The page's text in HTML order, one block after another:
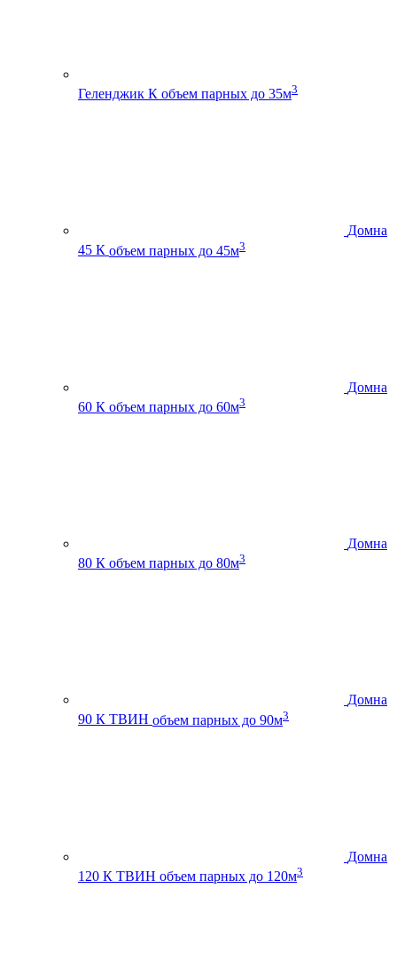
Геленджик К объем парных до 35м3
Домна
45 К объем парных до 45м3
Домна
60 К объем парных до 60м3
Домна
80 К объем парных до 80м3
Домна
90 К ТВИН объем парных до 90м3
Домна
120 К ТВИН объем парных до 120м3